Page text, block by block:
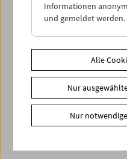
Filmbezogene
Sammlungen ONLINE
Filmmuseum LAB
Informationen
und gemeldet werden.
Alle
Nur
Nur